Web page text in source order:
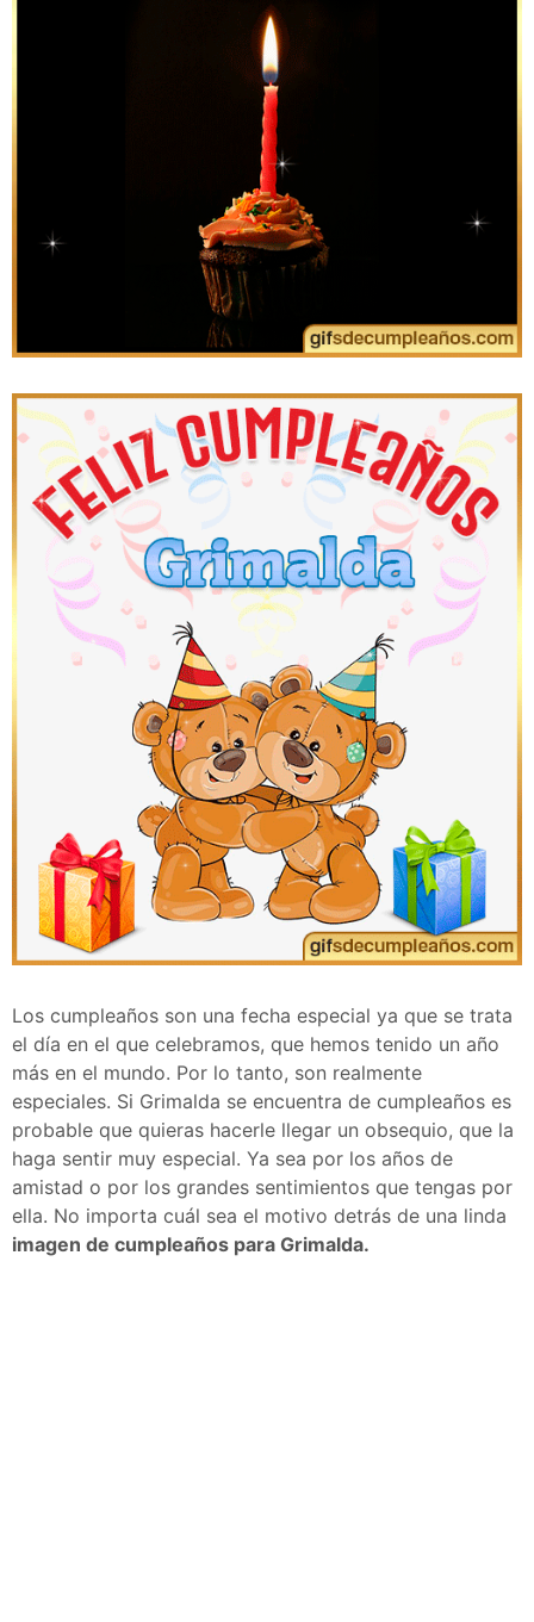
Los cumpleaños son una fecha especial ya que se trata
el día en el que celebramos, que hemos tenido un año
más en el mundo. Por lo tanto, son realmente
especiales. Si Grimalda se encuentra de cumpleaños es
probable que quieras hacerle llegar un obsequio, que la
haga sentir muy especial. Ya sea por los años de
amistad o por los grandes sentimientos que tengas por
ella. No importa cuál sea el motivo detrás de una linda
imagen de cumpleaños para Grimalda.